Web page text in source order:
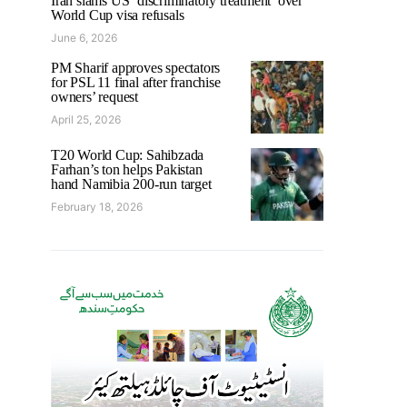
World Cup visa refusals
June 6, 2026
PM Sharif approves spectators
for PSL 11 final after franchise
owners’ request
April 25, 2026
T20 World Cup: Sahibzada
Farhan’s ton helps Pakistan
hand Namibia 200-run target
February 18, 2026